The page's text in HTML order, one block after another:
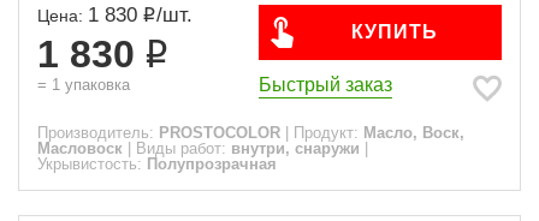
Цена: 1 830 /шт.
1 830
= 1 упаковка
КУПИТЬ
Быстрый заказ
Производитель: PROSTOCOLOR Продукт: Масло, Воск,
Масловоск
Виды работ: внутри, снаружи
Укрывистость: Полупрозрачная